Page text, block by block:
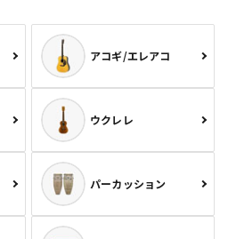
アコギ/エレアコ
ウクレレ
パーカッション